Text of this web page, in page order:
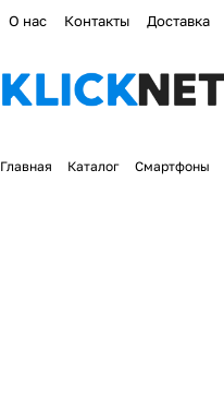
О нас Контакты Доставка
Главная Каталог Смартфоны